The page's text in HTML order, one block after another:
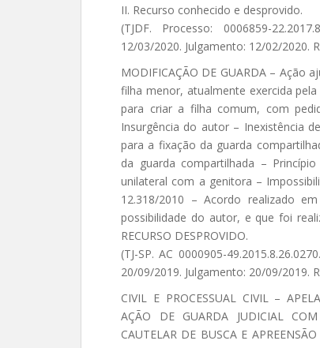
II. Recurso conhecido e desprovido.
(TJDF. Processo: 0006859-
12/03/2020. Julgamento: 12/02/2020.
MODIFICAÇÃO DE GUARDA –
filha menor, atualmente exercida
para criar a filha comum, com
Insurgência do autor – Inexistência
para a fixação da guarda
da guarda compartilhada –
unilateral com a genitora –
12.318/2010 – Acordo realizado
possibilidade do autor, e que foi
RECURSO DESPROVIDO.
(TJ-SP. AC 0000905-
20/09/2019. Julgamento: 20/09/2019.
CIVIL E PROCESSUAL CIVIL –
AÇÃO DE GUARDA JUDICIAL
CAUTELAR DE BUSCA E